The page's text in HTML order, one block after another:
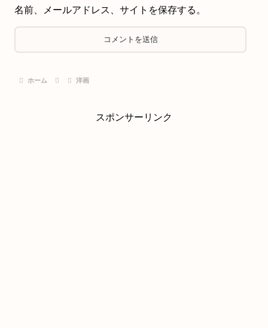
名前、メールアドレス、サイトを保存する。
ホーム 洋画
スポンサーリンク